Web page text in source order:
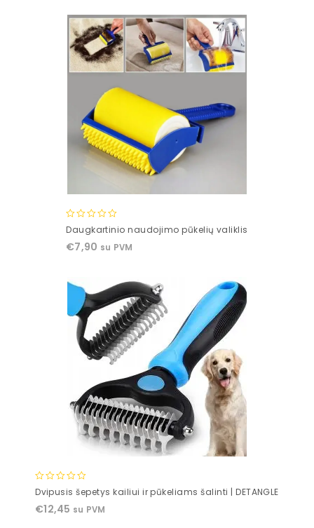
0
of
Daugkartinio naudojimo pūkelių valiklis
€7,90 su PVM
0
of
Dvipusis šepetys kailiui ir pūkeliams šalinti | DETANGLE
€12,45 su PVM